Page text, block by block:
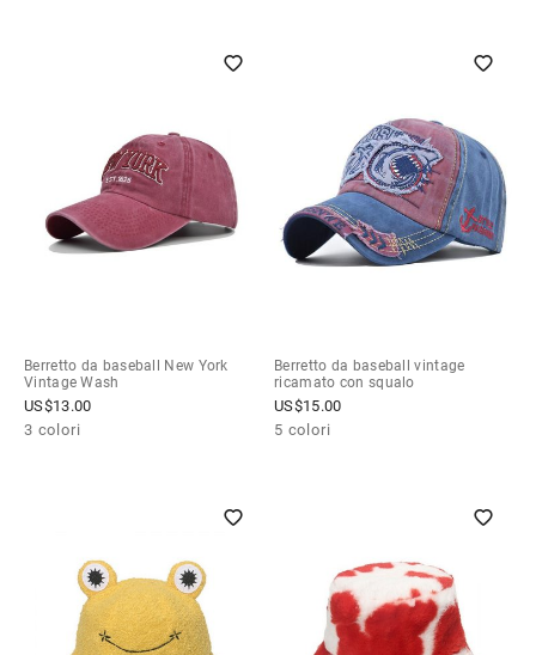
Berretto da baseball New York
Vintage Wash
US$13.00
3 colori
Berretto da baseball vintage
ricamato con squalo
US$15.00
5 colori